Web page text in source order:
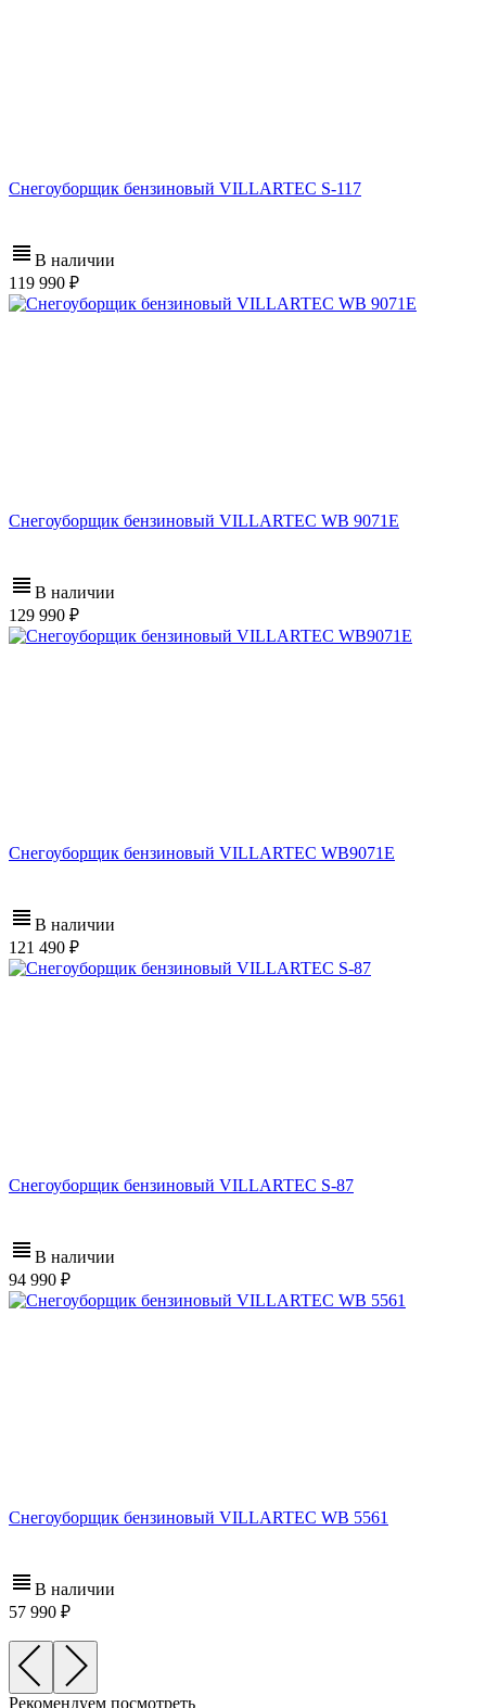
Снегоуборщик бензиновый VILLARTEC S-117
В наличии
119 990
Снегоуборщик бензиновый VILLARTEC WB 9071E
В наличии
129 990
Снегоуборщик бензиновый VILLARTEC WB9071E
В наличии
121 490
Снегоуборщик бензиновый VILLARTEC S-87
В наличии
94 990
Снегоуборщик бензиновый VILLARTEC WB 5561
В наличии
57 990
Рекомендуем посмотреть